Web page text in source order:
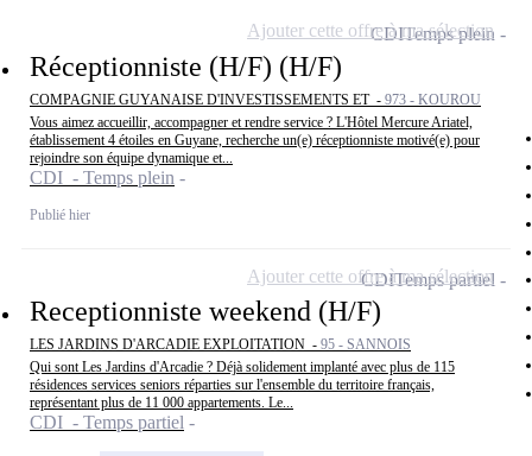
Réceptionniste (H/F) (H/F)
COMPAGNIE GUYANAISE D'INVESTISSEMENTS ET - 973 - KOUROU
Vous aimez accueillir, accompagner et rendre service ? L'Hôtel Mercure Ariatel,
établissement 4 étoiles en Guyane, recherche un(e) réceptionniste motivé(e) pour
rejoindre son équipe dynamique et...
CDI - Temps plein
Publié hier
CDITemps plein
Ajouter cette offre à ma sélection
Receptionniste weekend (H/F)
LES JARDINS D'ARCADIE EXPLOITATION - 95 - SANNOIS
Qui sont Les Jardins d'Arcadie ? Déjà solidement implanté avec plus de 115
résidences services seniors réparties sur l'ensemble du territoire français,
représentant plus de 11 000 appartements. Le...
CDI - Temps partiel
CDITemps partiel
Ajouter cette offre à ma sélection